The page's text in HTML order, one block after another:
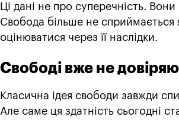
Ці дані не про суперечність.
Свобода більше не
оцінюватися через її наслідки.
Свободі вже не
Класична ідея свободи завжди
Але саме ця здатність сьогодні